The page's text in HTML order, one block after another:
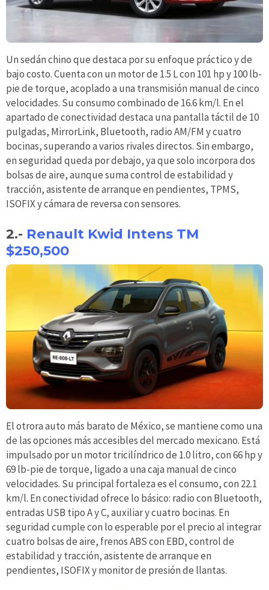
Un sedán chino que destaca por su enfoque práctico y de
bajo costo. Cuenta con un motor de 1.5 L con 101 hp y 100 lb-
pie de torque, acoplado a una transmisión manual de cinco
velocidades. Su consumo combinado de 16.6 km/l. En el
apartado de conectividad destaca una pantalla táctil de 10
pulgadas, MirrorLink, Bluetooth, radio AM/FM y cuatro
bocinas, superando a varios rivales directos. Sin embargo,
en seguridad queda por debajo, ya que solo incorpora dos
bolsas de aire, aunque suma control de estabilidad y
tracción, asistente de arranque en pendientes, TPMS,
ISOFIX y cámara de reversa con sensores.
2.- Renault Kwid Intens TM
$250,500
El otrora auto más barato de México, se mantiene como una
de las opciones más accesibles del mercado mexicano. Está
impulsado por un motor tricilíndrico de 1.0 litro, con 66 hp y
69 lb-pie de torque, ligado a una caja manual de cinco
velocidades. Su principal fortaleza es el consumo, con 22.1
km/l. En conectividad ofrece lo básico: radio con Bluetooth,
entradas USB tipo A y C, auxiliar y cuatro bocinas. En
seguridad cumple con lo esperable por el precio al integrar
cuatro bolsas de aire, frenos ABS con EBD, control de
estabilidad y tracción, asistente de arranque en
pendientes, ISOFIX y monitor de presión de llantas.